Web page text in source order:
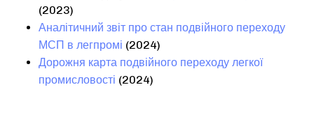
(2023)
Аналітичний звіт про стан подвійного переходу
МСП в легпромі (2024)
Дорожня карта подвійного переходу легкої
промисловості (2024)